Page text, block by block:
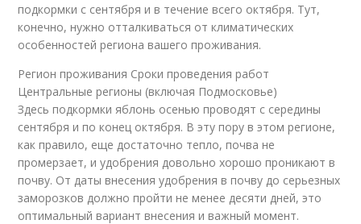
подкормки с сентября и в течение всего октября. Тут,
конечно, нужно отталкиваться от климатических
особенностей региона вашего проживания.
Регион проживания Сроки проведения работ
Центральные регионы (включая Подмосковье)
Здесь подкормки яблонь осенью проводят с середины
сентября и по конец октября. В эту пору в этом регионе,
как правило, еще достаточно тепло, почва не
промерзает, и удобрения довольно хорошо проникают в
почву. От даты внесения удобрения в почву до серьезных
заморозков должно пройти не менее десяти дней, это
оптимальный вариант внесения и важный момент.